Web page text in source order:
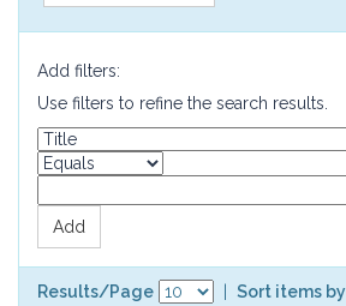
Add filters:
Use filters to refine the search results.
Results/Page
Sort items by